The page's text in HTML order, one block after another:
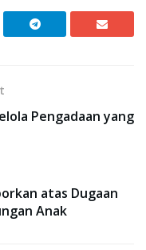
Pengadaan yang
atas Dugaan
Anak